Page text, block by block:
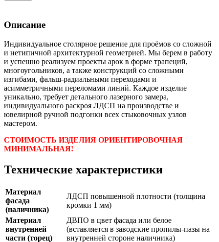
Описание
Индивидуальное столярное решение для проёмов со сложной
и нетипичной архитектурной геометрией. Мы берем в работу
и успешно реализуем проекты арок в форме трапеций,
многоугольников, а также конструкций со сложными
изгибами, фальш-радиальными переходами и
асимметричными переломами линий. Каждое изделие
уникально, требует детального лазерного замера,
индивидуального раскроя ЛДСП на производстве и
ювелирной ручной подгонки всех стыковочных узлов
мастером.
СТОИМОСТЬ ИЗДЕЛИЯ ОРИЕНТИРОВОЧНАЯ
МИНИМАЛЬНАЯ!
Технические характеристики
Материал
фасада
(наличника)
ЛДСП повышенной плотности (толщина
кромки 1 мм)
Материал
внутренней
части (торец)
ДВПО в цвет фасада или белое
(вставляется в заводские пропилы-пазы на
внутренней стороне наличника)